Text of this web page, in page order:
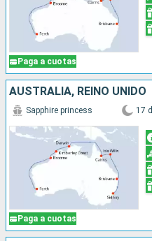
Paga a cuotas
AUSTRALIA, REINO UNIDO
Paga a cuotas
Sapphire princess 17 d